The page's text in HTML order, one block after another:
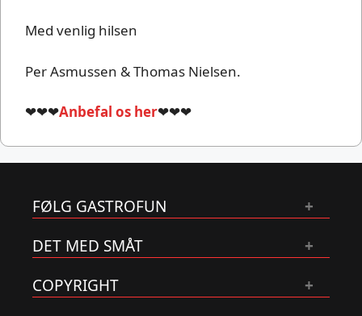
Med venlig hilsen
Per Asmussen & Thomas Nielsen.
❤❤❤Anbefal os her❤❤❤
FØLG GASTROFUN
DET MED SMÅT
COPYRIGHT